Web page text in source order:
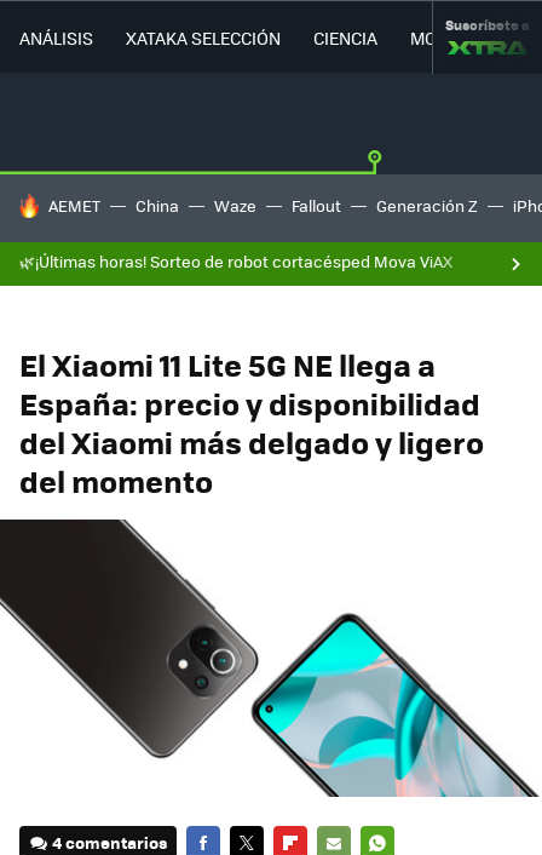
ANÁLISIS XATAKA SELECCIÓN CIENCIA MOVILIDAD
Suscríbete a
HOY SE HABLA DE
AEMET China Waze Fallout Generación Z
🌿¡Últimas horas! Sorteo de robot cortacésped Mova ViAX
El Xiaomi 11 Lite 5G NE llega a
España: precio y disponibilidad
del Xiaomi más delgado y ligero
del momento
4 comentarios